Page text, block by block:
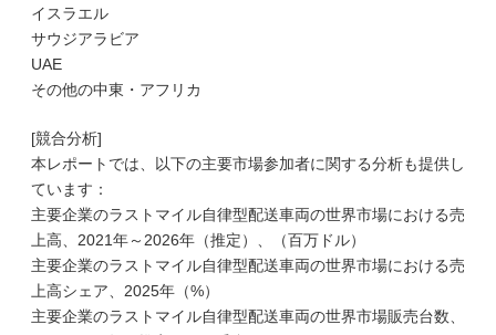
イスラエル
サウジアラビア
UAE
その他の中東・アフリカ
[競合分析]
本レポートでは、以下の主要市場参加者に関する分析も提供し
ています：
主要企業のラストマイル自律型配送車両の世界市場における売
上高、2021年～2026年（推定）、（百万ドル）
主要企業のラストマイル自律型配送車両の世界市場における売
上高シェア、2025年（%）
主要企業のラストマイル自律型配送車両の世界市場販売台数、